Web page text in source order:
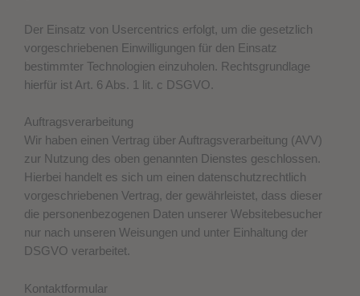
Der Einsatz von Usercentrics erfolgt, um die gesetzlich
vorgeschriebenen Einwilligungen für den Einsatz
bestimmter Technologien einzuholen. Rechtsgrundlage
hierfür ist Art. 6 Abs. 1 lit. c DSGVO.
Auftragsverarbeitung
Wir haben einen Vertrag über Auftragsverarbeitung (AVV)
zur Nutzung des oben genannten Dienstes geschlossen.
Hierbei handelt es sich um einen datenschutzrechtlich
vorgeschriebenen Vertrag, der gewährleistet, dass dieser
die personenbezogenen Daten unserer Websitebesucher
nur nach unseren Weisungen und unter Einhaltung der
DSGVO verarbeitet.
Kontaktformular